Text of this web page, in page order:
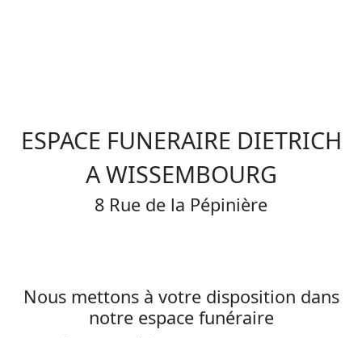
ESPACE FUNERAIRE DIETRICH
A WISSEMBOURG
8 Rue de la Pépinière
Nous mettons à votre disposition dans
notre espace funéraire